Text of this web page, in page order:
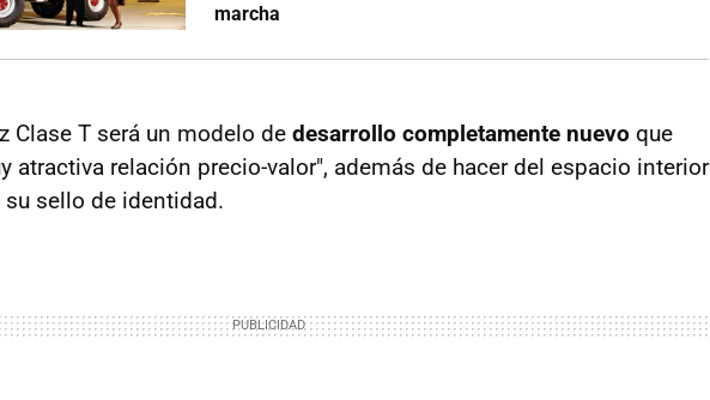
marcha
Clase T será un modelo de desarrollo completamente nuevo que
atractiva relación precio-valor", además de hacer del espacio interior
sello de identidad.